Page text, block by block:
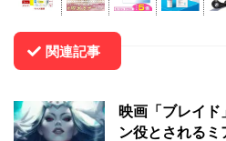
関連記事
映画「ブレイド
ン役とされるミ